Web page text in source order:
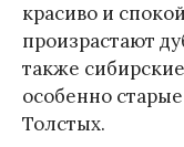
красиво и
произрастают
также
особенно
Толстых.